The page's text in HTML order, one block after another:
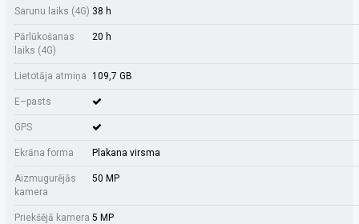
Sarunu laiks (4G) 38 h
Pārlūkošanas
laiks (4G)
20 h
Lietotāja atmiņa 109,7 GB
E–pasts
GPS
Ekrāna forma Plakana virsma
Aizmugurējās
kamera
50 MP
Priekšējā kamera 5 MP